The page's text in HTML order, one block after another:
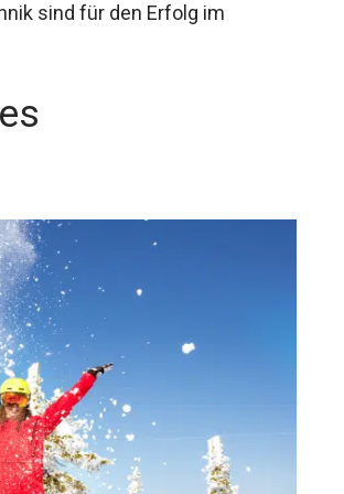
sind für den Erfolg im